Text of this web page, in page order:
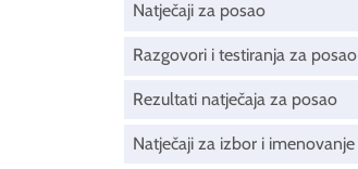
Natječaji za posao
Razgovori i testiranja za posao
Rezultati natječaja za posao
Natječaji za izbor i imenovanje